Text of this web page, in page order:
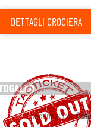
DETTAGLI CROCIERA
Destinazione: